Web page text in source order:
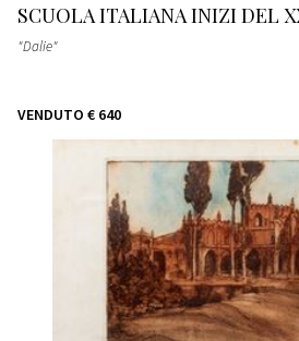
SCUOLA ITALIANA INIZI DEL
"Dalie"
VENDUTO € 640